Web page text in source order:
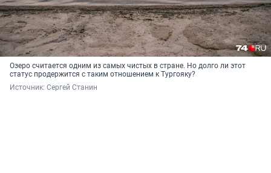
Озеро считается одним из самых чистых в стране. Но долго ли этот
статус продержится с таким отношением к Тургояку?
Источник: Сергей Станин